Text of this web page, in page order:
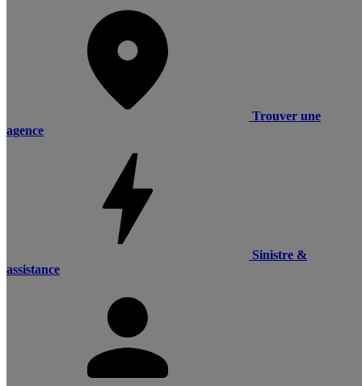
Trouver une
agence
Sinistre &
assistance